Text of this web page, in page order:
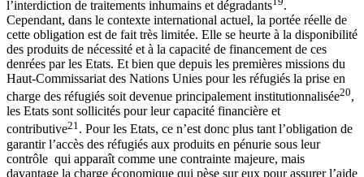
l’interdiction de traitements inhumains et dégradants
.
Cependant, dans le contexte international actuel, la portée réelle de
cette obligation est de fait très limitée. Elle se heurte à la disponibilité
des produits de nécessité et à la capacité de financement de ces
denrées par les Etats. Et bien que depuis les premières missions du
Haut-Commissariat des Nations Unies pour les réfugiés la prise en
charge des réfugiés soit devenue principalement institutionnalisée20,
les Etats sont sollicités pour leur capacité financière et
contributive21 . Pour les Etats, ce n’est donc plus tant l’obligation de
garantir l’accès des réfugiés aux produits en pénurie sous leur
contrôle qui apparaît comme une contrainte majeure, mais
davantage la charge économique qui pèse sur eux pour assurer l’aide